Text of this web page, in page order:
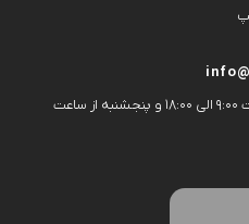
ساعات کاری:شنبه تا چهارشنبه از ساعت 9:00 الی 18:00 و پنجشنبه از ساعت